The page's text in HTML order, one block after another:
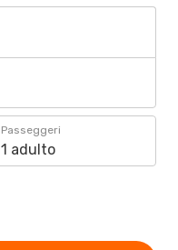
Passeggeri
1 adulto